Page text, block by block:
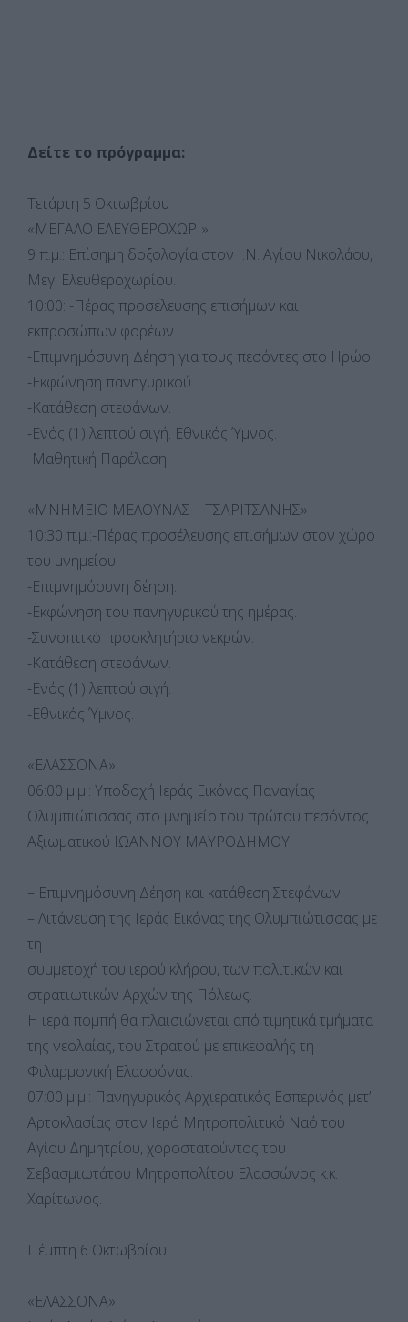
Δείτε το πρόγραμμα:
Τετάρτη 5 Οκτωβρίου
«ΜΕΓΑΛΟ ΕΛΕΥΘΕΡΟΧΩΡΙ»
9 π.μ.: Επίσημη δοξολογία στον Ι.Ν. Αγίου Νικολάου,
Μεγ. Ελευθεροχωρίου.
10:00: -Πέρας προσέλευσης επισήμων και
εκπροσώπων φορέων.
-Επιμνημόσυνη Δέηση για τους πεσόντες στο Ηρώο.
-Εκφώνηση πανηγυρικού.
-Κατάθεση στεφάνων.
-Ενός (1) λεπτού σιγή. Εθνικός Ύμνος.
-Μαθητική Παρέλαση.
«ΜΝΗΜΕΙΟ ΜΕΛΟΥΝΑΣ – ΤΣΑΡΙΤΣΑΝΗΣ»
10:30 π.μ.:-Πέρας προσέλευσης επισήμων στον χώρο
του μνημείου.
-Επιμνημόσυνη δέηση.
-Εκφώνηση του πανηγυρικού της ημέρας.
-Συνοπτικό προσκλητήριο νεκρών.
-Κατάθεση στεφάνων.
-Ενός (1) λεπτού σιγή.
-Εθνικός Ύμνος.
«ΕΛΑΣΣΟΝΑ»
06:00 μ.μ.: Υποδοχή Ιεράς Εικόνας Παναγίας
Ολυμπιώτισσας στο μνημείο του πρώτου πεσόντος
Αξιωματικού ΙΩΑΝΝΟΥ ΜΑΥΡΟΔΗΜΟΥ
– Επιμνημόσυνη Δέηση και κατάθεση Στεφάνων
– Λιτάνευση της Ιεράς Εικόνας της Ολυμπιώτισσας με
τη
συμμετοχή του ιερού κλήρου, των πολιτικών και
στρατιωτικών Αρχών της Πόλεως.
Η ιερά πομπή θα πλαισιώνεται από τιμητικά τμήματα
της νεολαίας, του Στρατού με επικεφαλής τη
Φιλαρμονική Ελασσόνας.
07:00 μ.μ.: Πανηγυρικός Αρχιερατικός Εσπερινός μετ’
Αρτοκλασίας στον Ιερό Μητροπολιτικό Ναό του
Αγίου Δημητρίου, χοροστατούντος του
Σεβασμιωτάτου Μητροπολίτου Ελασσώνος κ.κ.
Χαρίτωνος.
Πέμπτη 6 Οκτωβρίου
«ΕΛΑΣΣΟΝΑ»